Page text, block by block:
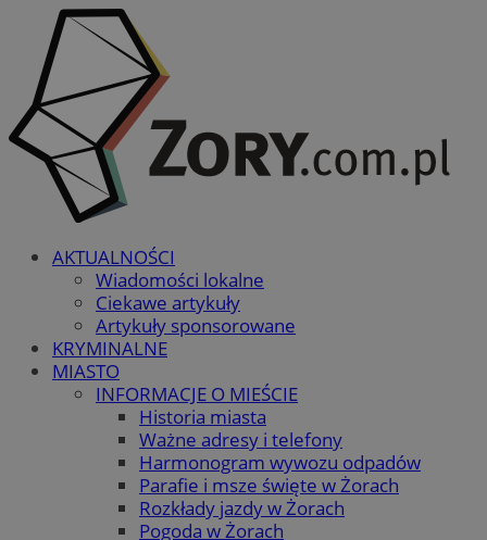
AKTUALNOŚCI
Wiadomości lokalne
Ciekawe artykuły
Artykuły sponsorowane
KRYMINALNE
MIASTO
INFORMACJE O MIEŚCIE
Historia miasta
Ważne adresy i telefony
Harmonogram wywozu odpadów
Parafie i msze święte w Żorach
Rozkłady jazdy w Żorach
Pogoda w Żorach